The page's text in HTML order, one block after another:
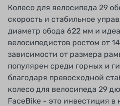
Колесо для велосипеда 29
скорость и стабильное
диаметр обода 622 мм и
велосипедистов ростом от
зависимости от размера
популярен среди горных и
благодаря превосходной
колесо для велосипеда 29
FaceBike - это инвестиция в